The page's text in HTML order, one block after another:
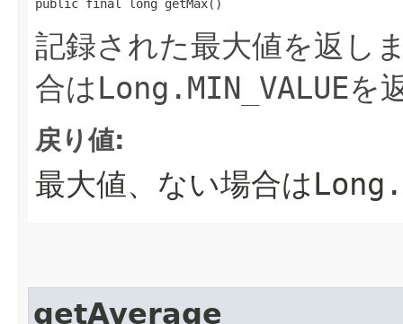
public final long getMax()
記録された最大値を返し
合はLong.MIN_VALUEを
戻り値:
最大値、ない場合は
getAverage